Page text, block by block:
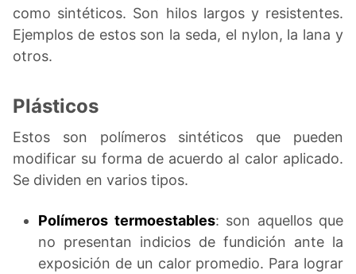
como sintéticos. Son hilos largos y resistentes.
Ejemplos de estos son la seda, el nylon, la lana y
otros.
Plásticos
Estos son polímeros sintéticos que pueden
modificar su forma de acuerdo al calor aplicado.
Se dividen en varios tipos.
Polímeros termoestables: son aquellos que
no presentan indicios de fundición ante la
exposición de un calor promedio. Para lograr